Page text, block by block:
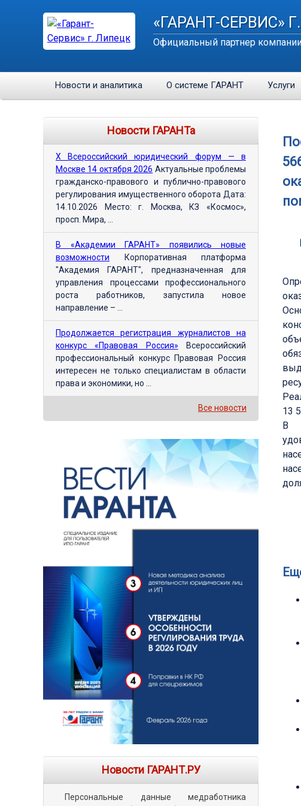
«ГАРАНТ-СЕРВИС»
Официальный партнер
Новости и аналитика О системе ГАРАНТ Услуги
13
В
Новости ГАРАНТа
Х Всероссийский юридический форум — в
Москве 14 октября 2026 Актуальные проблемы
гражданско-правового и публично-правового
регулирования имущественного оборота Дата:
14.10.2026 Место: г. Москва, КЗ «Космос»,
просп. Мира, ...
В «Академии ГАРАНТ» появились новые
возможности Корпоративная платформа
"Академия ГАРАНТ", предназначенная для
управления процессами профессионального
роста работников, запустила новое
направление – ...
Продолжается регистрация журналистов на
конкурс «Правовая Россия» Всероссийский
профессиональный конкурс Правовая Россия
интересен не только специалистам в области
права и экономики, но ...
Все новости
Новости ГАРАНТ.РУ
Персональные данные медработника